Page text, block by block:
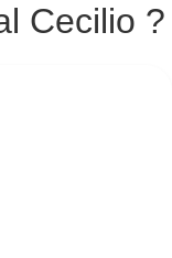
Cecilio ?